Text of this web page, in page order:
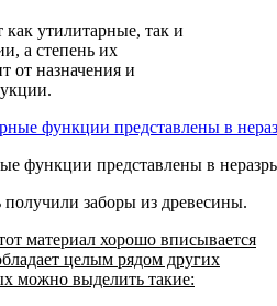
как утилитарные, так и
а степень их
от назначения и
функции представлены в
заборы из древесины.
материал хорошо вписывается
целым рядом других
можно выделить такие: